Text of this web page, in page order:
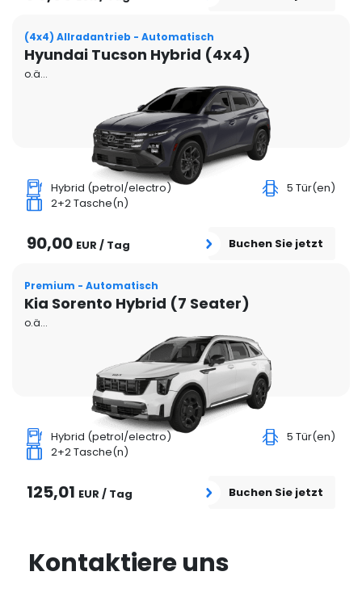
(4x4) Allradantrieb - Automatisch
Hyundai Tucson Hybrid (4x4)
o.ä...
Hybrid (petrol/electro)
5 Tür(en)
2+2 Tasche(n)
90,00 EUR / Tag Buchen Sie jetzt
Premium - Automatisch
Kia Sorento Hybrid (7 Seater)
o.ä...
Hybrid (petrol/electro)
5 Tür(en)
2+2 Tasche(n)
125,01 EUR / Tag Buchen Sie jetzt
Kontaktiere uns